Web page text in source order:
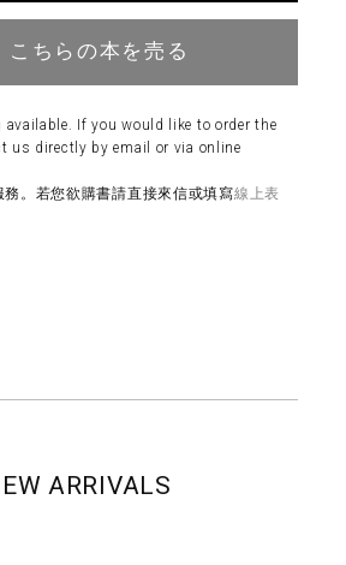
こちらの本を売る
If you would like to order the
us directly by email or via online
。若您欲購書請直接來信或填寫線上表
ARRIVALS